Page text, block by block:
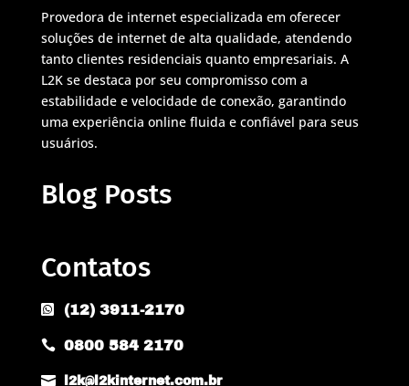
Provedora de internet especializada em oferecer
soluções de internet de alta qualidade, atendendo
tanto clientes residenciais quanto empresariais. A
L2K se destaca por seu compromisso com a
estabilidade e velocidade de conexão, garantindo
uma experiência online fluida e confiável para seus
usuários.
Blog Posts
Contatos
 (12) 3911-2170
 0800 584 2170
 l2k@l2kinternet.com.br